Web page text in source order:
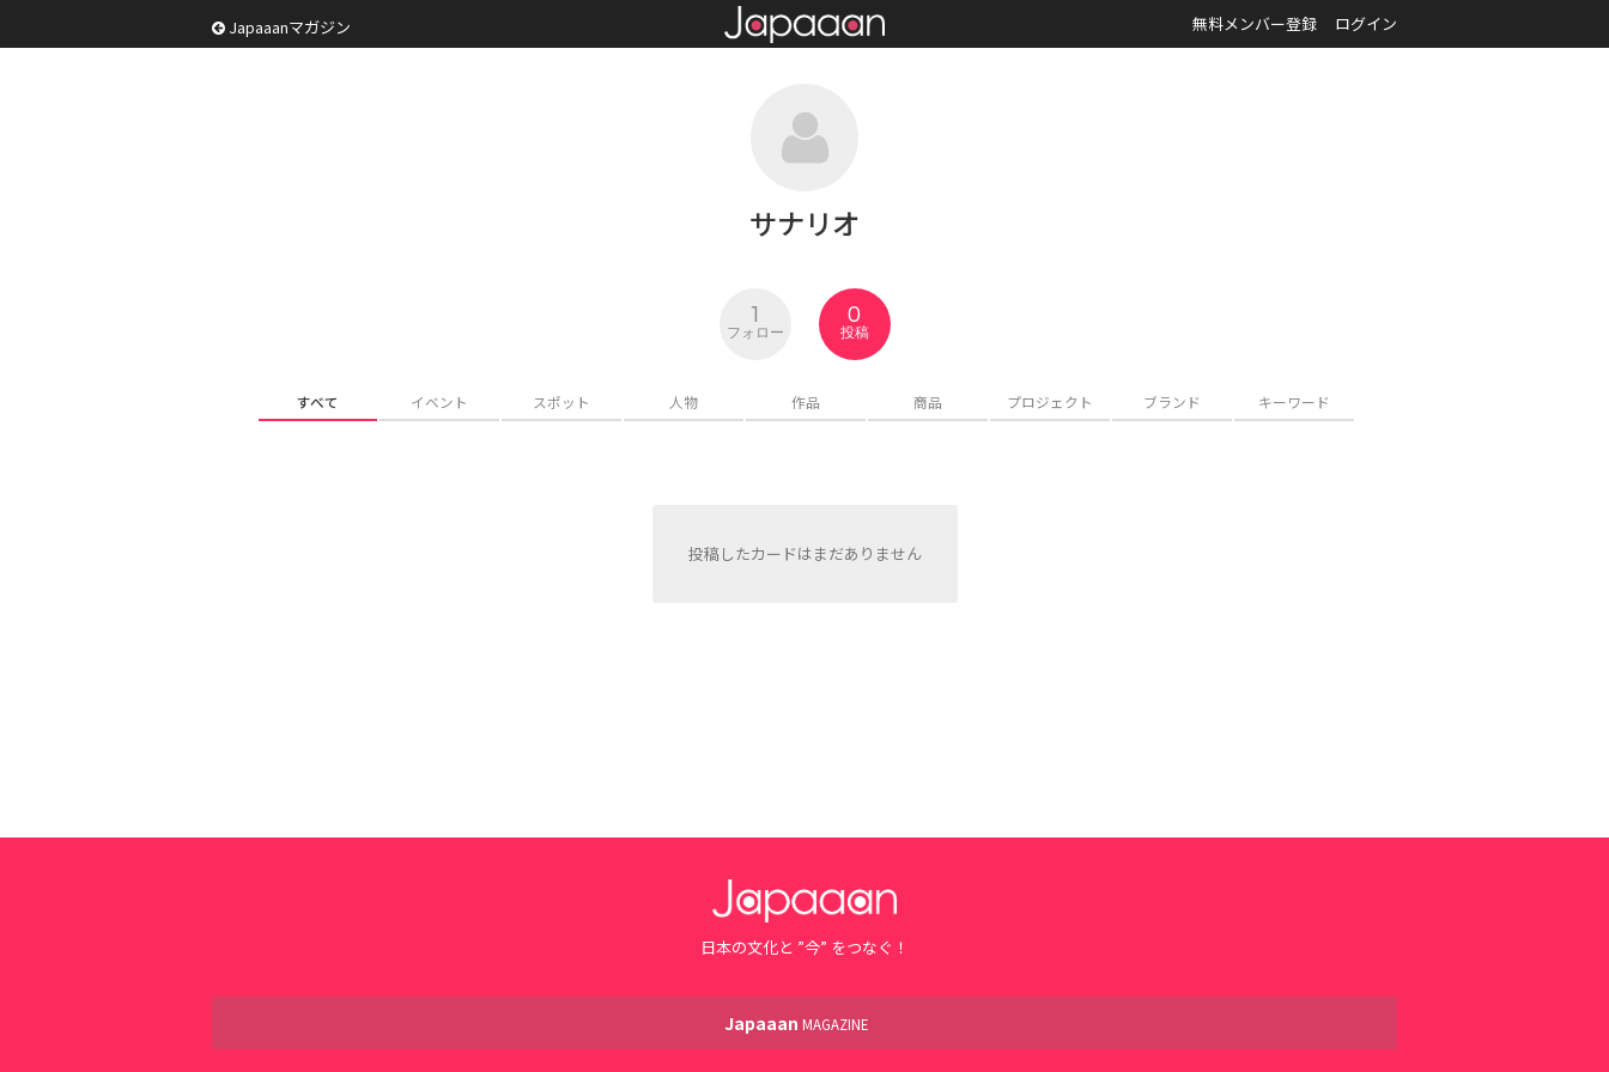
Japaaanマガジン 無料メンバー登録 ログイン
サナリオ
1
フォロー
0
投稿
すべて イベント スポット 人物 作品 商品 プロジェクト ブランド キーワード
投稿したカードはまだありません
日本の文化と ”今” をつなぐ！
Japaaan MAGAZINE